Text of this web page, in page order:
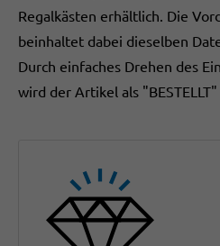
Regalkästen erhältlich. Die
beinhaltet dabei dieselben
Durch einfaches Drehen des
wird der Artikel als